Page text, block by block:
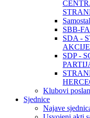
SBB-
SDA -
AKCIJE
SDP -
Klubovi
Sjednice
Najave